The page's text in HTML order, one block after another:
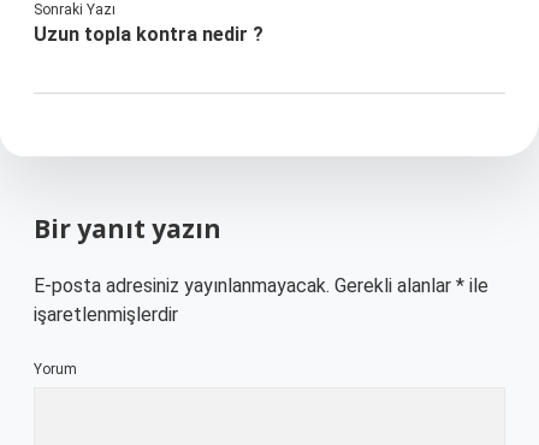
Sonraki Yazı
Uzun topla kontra nedir ?
Bir yanıt yazın
E-posta adresiniz yayınlanmayacak. Gerekli alanlar * ile
işaretlenmişlerdir
Yorum